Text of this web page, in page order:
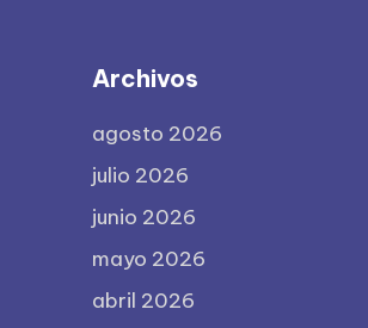
Archivos
agosto 2026
julio 2026
junio 2026
mayo 2026
abril 2026